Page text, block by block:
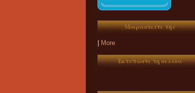
Μοιραστείτε την
More
Εκτυπώστε τη σελίδα